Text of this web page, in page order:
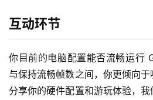
们
互动环节
你目前的电脑配置能否流畅运行
与保持流畅帧数之间，你更倾向
分享你的硬件配置和游玩体验，